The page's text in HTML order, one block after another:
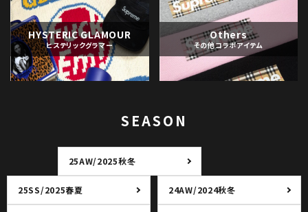
HYSTERIC GLAMOUR
ヒステリックグラマー
Others
その他コラボアイテム
SEASON
25AW/2025秋冬
25SS/2025春夏 24AW/2024秋冬